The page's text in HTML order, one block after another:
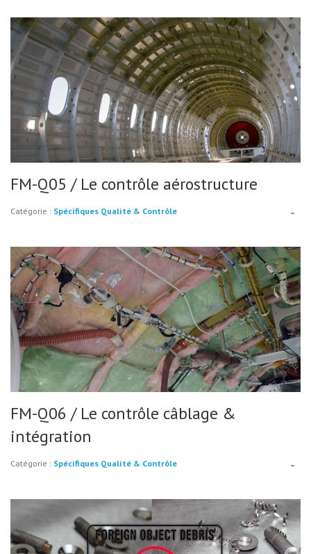
FM-Q05 / Le contrôle aérostructure
Catégorie : Spécifiques Qualité & Contrôle
FM-Q06 / Le contrôle câblage &
intégration
Catégorie : Spécifiques Qualité & Contrôle